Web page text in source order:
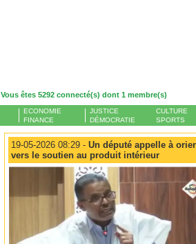
Vous êtes 5292 connecté(s) dont 1 membre(s)
ECONOMIE
FINANCE
JUSTICE
DÉMOCRATIE
CULTURE
SPORTS
19-05-2026 08:29 - Un député appelle à
vers le soutien au produit intérieur